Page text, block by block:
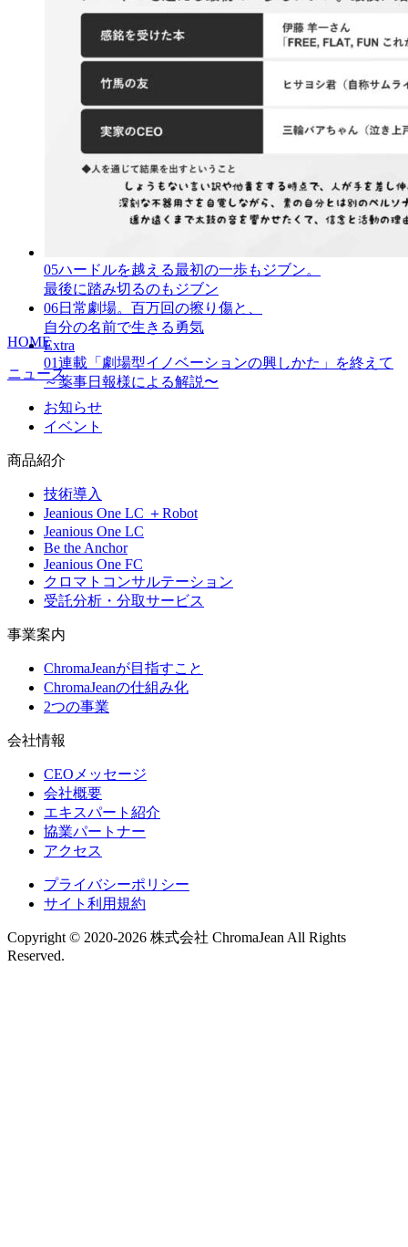
05ハードルを越える最初の一歩もジブン。
最後に踏み切るのもジブン
06日常劇場。百万回の擦り傷と、
自分の名前で生きる勇気
Extra
01連載「劇場型イノベーションの興しかた」を終えて
～薬事日報様による解説〜
HOME
ニュース
お知らせ
イベント
商品紹介
技術導入
Jeanious One LC ＋Robot
Jeanious One LC
Be the Anchor
Jeanious One FC
クロマトコンサルテーション
受託分析・分取サービス
事業案内
ChromaJeanが目指すこと
ChromaJeanの仕組み化
2つの事業
会社情報
CEOメッセージ
会社概要
エキスパート紹介
協業パートナー
アクセス
プライバシーポリシー
サイト利用規約
Copyright © 2020-2026 株式会社 ChromaJean All Rights
Reserved.